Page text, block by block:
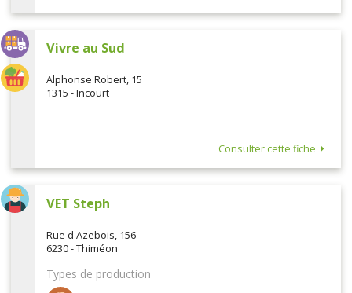
Vivre au Sud
Alphonse Robert, 15
1315 - Incourt
Consulter cette fiche
VET Steph
Rue d'Azebois, 156
6230 - Thiméon
Types de production